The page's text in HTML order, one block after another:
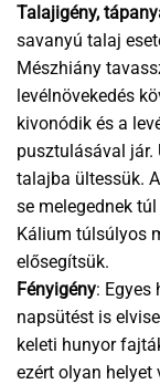
Talajigény,
savanyú talaj
Mészhiány
levélnövekedés
kivonódik és a
pusztulásával jár.
talajba ültessük.
se melegednek
Kálium túlsúlyos
elősegítsük.
Fényigény: Egyes
napsütést is
keleti hunyor
ezért olyan helyet